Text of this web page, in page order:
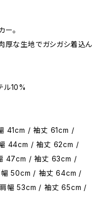
ー。
厚な生地でガシガシ着込ん
ル10%
41cm / 袖丈 61cm /
44cm / 袖丈 62cm /
47cm / 袖丈 63cm /
50cm / 袖丈 64cm /
幅 53cm / 袖丈 65cm /